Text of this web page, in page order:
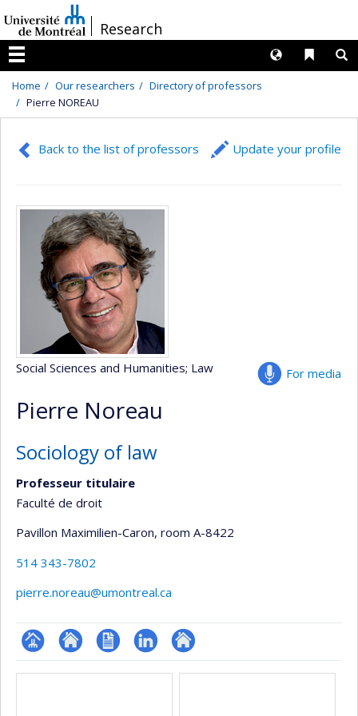
au
contenu
/Research
Menu
Liens
Langues
Home Our researchers
Directory of professors
Pierre NOREAU
Back to the list of professors Update your profile
For media
Social Sciences and Humanities; Law
Pierre Noreau
Sociology of law
Professeur titulaire
Faculté de droit
Pavillon Maximilien-Caron, room A-8422
514 343-7802
pierre.noreau@umontreal.ca
Page Site
CV LinkedInAutre
Media